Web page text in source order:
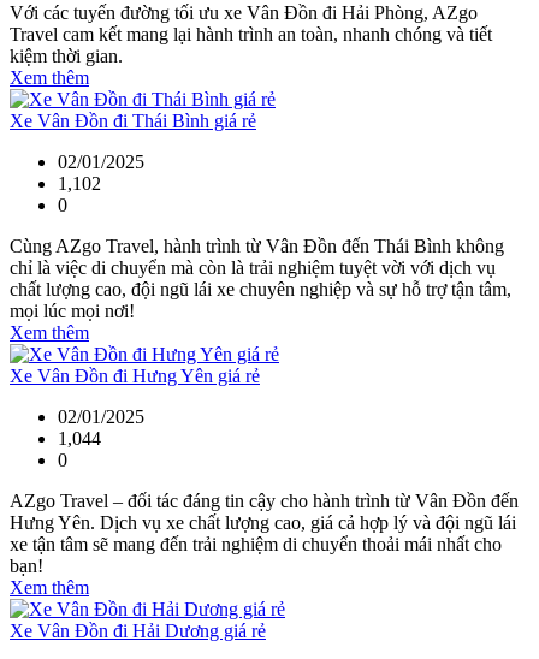
Với các tuyến đường tối ưu xe Vân Đồn đi Hải Phòng, AZgo
Travel cam kết mang lại hành trình an toàn, nhanh chóng và tiết
kiệm thời gian.
Xem thêm
Xe Vân Đồn đi Thái Bình giá rẻ
02/01/2025
1,102
0
Cùng AZgo Travel, hành trình từ Vân Đồn đến Thái Bình không
chỉ là việc di chuyển mà còn là trải nghiệm tuyệt vời với dịch vụ
chất lượng cao, đội ngũ lái xe chuyên nghiệp và sự hỗ trợ tận tâm,
mọi lúc mọi nơi!
Xem thêm
Xe Vân Đồn đi Hưng Yên giá rẻ
02/01/2025
1,044
0
AZgo Travel – đối tác đáng tin cậy cho hành trình từ Vân Đồn đến
Hưng Yên. Dịch vụ xe chất lượng cao, giá cả hợp lý và đội ngũ lái
xe tận tâm sẽ mang đến trải nghiệm di chuyển thoải mái nhất cho
bạn!
Xem thêm
Xe Vân Đồn đi Hải Dương giá rẻ